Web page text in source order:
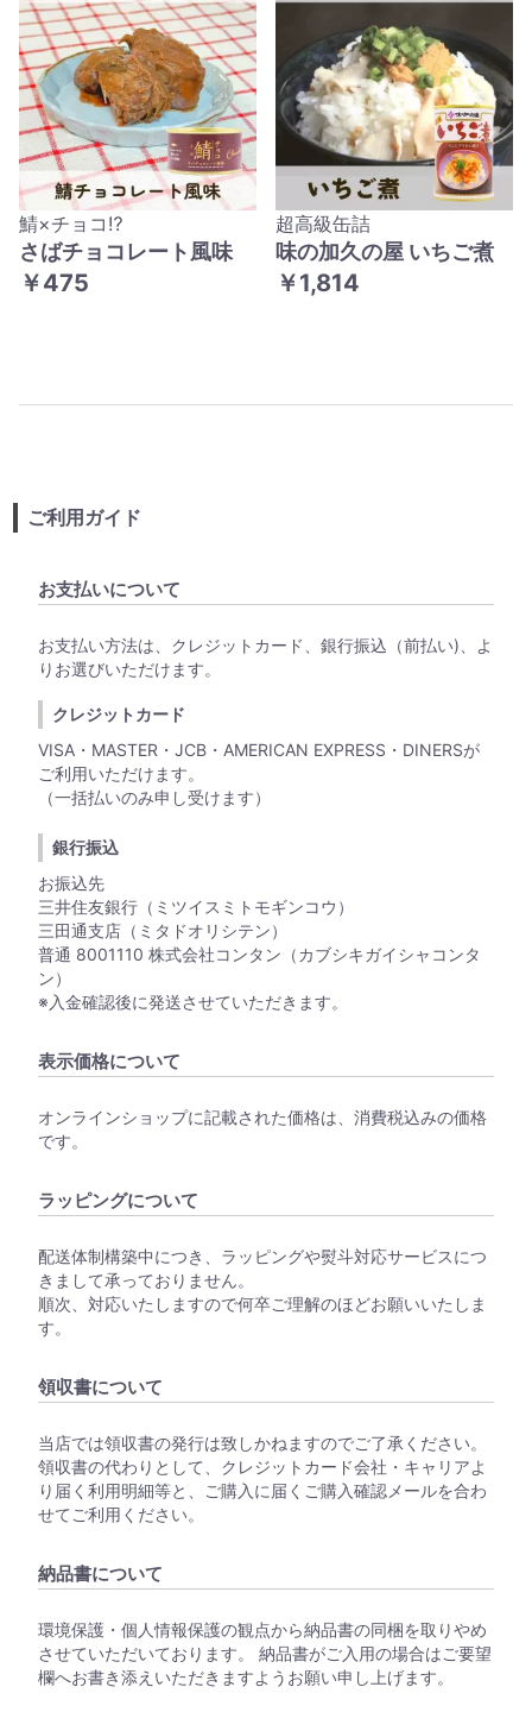
鯖×チョコ⁉
さばチョコレート風味
￥475
超高級缶詰
味の加久の屋 いちご煮
￥1,814
ご利用ガイド
お支払いについて
お支払い方法は、クレジットカード、銀行振込（前払い)、よ
りお選びいただけます。
クレジットカード
VISA・MASTER・JCB・AMERICAN EXPRESS・DINERSが
ご利用いただけます。
（一括払いのみ申し受けます）
銀行振込
お振込先
三井住友銀行（ミツイスミトモギンコウ）
三田通支店（ミタドオリシテン）
普通 8001110 株式会社コンタン（カブシキガイシャコンタ
ン）
※入金確認後に発送させていただきます。
表示価格について
オンラインショップに記載された価格は、消費税込みの価格
です。
ラッピングについて
配送体制構築中につき、ラッピングや熨斗対応サービスにつ
きまして承っておりません。
順次、対応いたしますので何卒ご理解のほどお願いいたしま
す。
領収書について
当店では領収書の発行は致しかねますのでご了承ください。
領収書の代わりとして、クレジットカード会社・キャリアよ
り届く利用明細等と、ご購入に届くご購入確認メールを合わ
せてご利用ください。
納品書について
環境保護・個人情報保護の観点から納品書の同梱を取りやめ
させていただいております。 納品書がご入用の場合はご要望
欄へお書き添えいただきますようお願い申し上げます。